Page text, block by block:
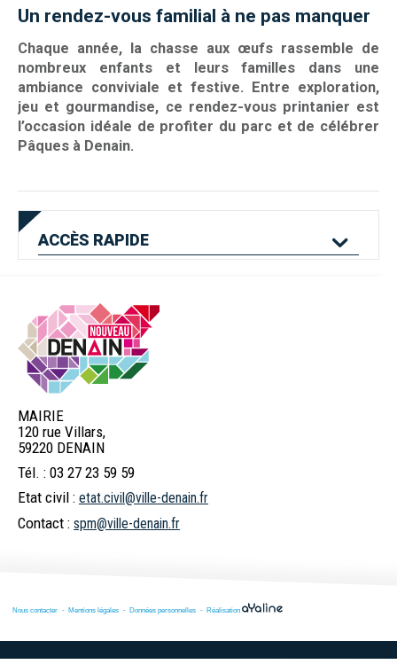
Un rendez-vous familial à ne pas manquer
Chaque année, la chasse aux œufs rassemble de
nombreux enfants et leurs familles dans une
ambiance conviviale et festive. Entre exploration,
jeu et gourmandise, ce rendez-vous printanier est
l’occasion idéale de profiter du parc et de célébrer
Pâques à Denain.
ACCÈS RAPIDE
Mes services en
ligne
Logement
spectacles
marché
Numéros d'urgence
MAIRIE
120 rue Villars,
59220 DENAIN
Tél. : 03 27 23 59 59
Etat civil : etat.civil@ville-denain.fr
Contact : spm@ville-denain.fr
Nous contacter Mentions légales Données personnelles Réalisation